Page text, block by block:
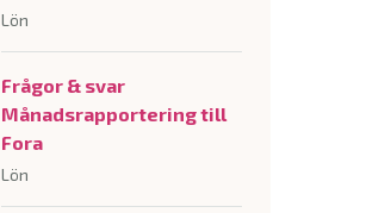
Lön
Frågor & svar
Månadsrapportering till
Fora
Lön